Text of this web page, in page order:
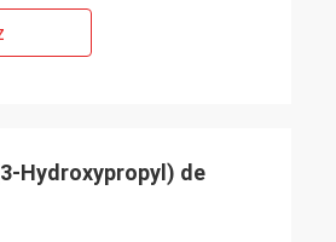
Hydroxypropyl) de